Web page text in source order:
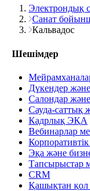
Электрондық
Санат
Кальвадос
Шешімдер
Дүкендер
Салондар
Сауда-саттық
Кадрлық ЭҚА
Вебинарлар
Эқа және
Тапсырыстар
CRM
Қашықтан қол